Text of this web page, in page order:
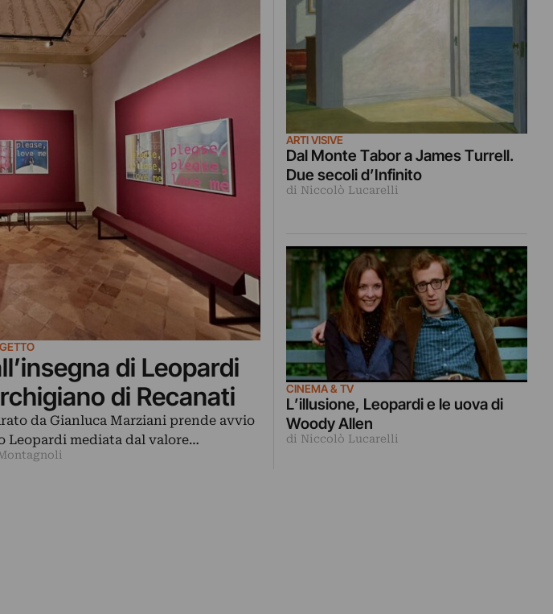
di Leopardi
di Recanati
da Gianluca Marziani prende avvio
Leopardi mediata dal valore…
ARTI VISIVE
Dal Monte Tabor a James Turrell.
Due secoli d’Infinito
di Niccolò Lucarelli
CINEMA & TV
L’illusione, Leopardi e le uova di
Woody Allen
di Niccolò Lucarelli